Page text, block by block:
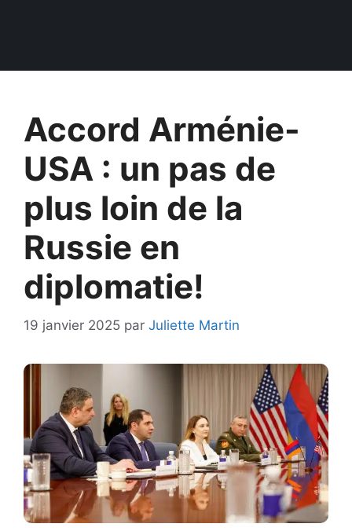
Accord Arménie-
USA : un pas de
plus loin de la
Russie en
diplomatie!
19 janvier 2025 par Juliette Martin